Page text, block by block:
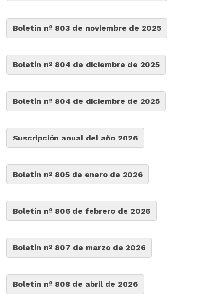
Boletín nº 803 de noviembre de 2025
Boletín nº 804 de diciembre de 2025
Boletín nº 804 de diciembre de 2025
Suscripción anual del año 2026
Boletín nº 805 de enero de 2026
Boletín nº 806 de febrero de 2026
Boletín nº 807 de marzo de 2026
Boletín nº 808 de abril de 2026